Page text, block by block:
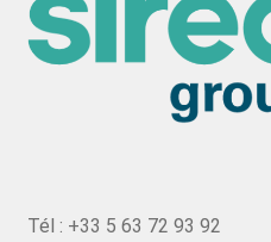
Tél : +33 5 63 72 93 92